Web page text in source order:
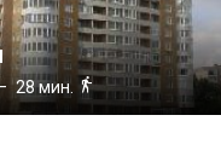
28 мин. 